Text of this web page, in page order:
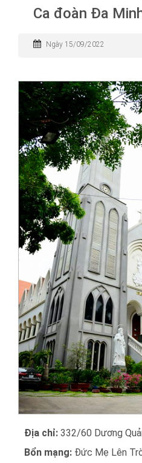
Ca đoàn Đa
Ngày 15/09/2022
Địa chỉ: 332/60 Dương
Bổn mạng: Đức Mẹ Lên